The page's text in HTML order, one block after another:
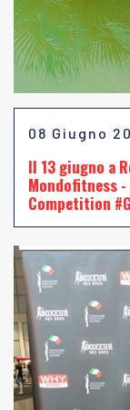
08 Giugno
Il 13 giugno a
Mondofitness
Competition